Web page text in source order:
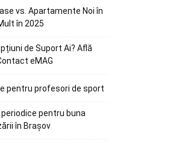
vs. Apartamente Noi în
în 2025
de Suport Ai? Află
eMAG
pentru profesori de sport
pentru buna
în Brașov